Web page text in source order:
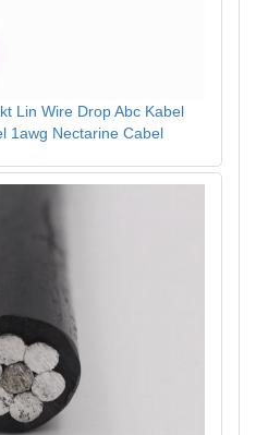
Lin Wire Drop Abc Kabel
1awg Nectarine Cabel